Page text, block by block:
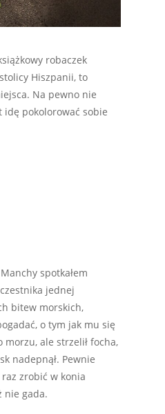
robaczek
Hiszpanii, to
Na pewno nie
idę pokolorować sobie
spotkałem
jednej
bitew morskich,
o tym jak mu się
morzu, ale strzelił focha,
nadepnął. Pewnie
zrobić w konia
nie gada.